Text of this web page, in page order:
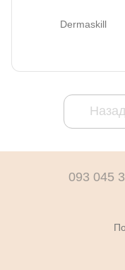
Dermaskill
Назад
093 045